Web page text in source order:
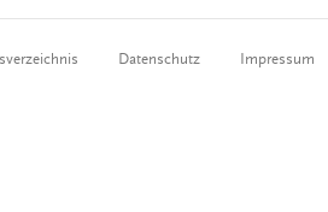
Datenschutz Impressum